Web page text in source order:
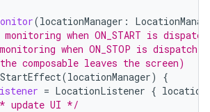
(locationManager :
when ON_START is
when ON_STOP is dispatched
composable leaves the screen)
(locationManager)
{
= LocationListener { location
update UI */